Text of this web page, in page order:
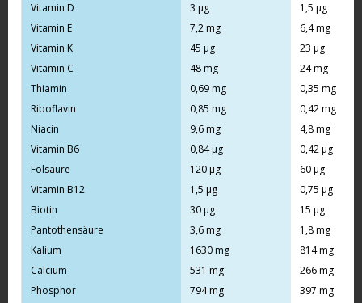
Vitamin D
3 µg
1,5 µg
Vitamin E
7,2 mg
6,4 mg
Vitamin K
45 µg
23 µg
Vitamin C
48 mg
24 mg
Thiamin
0,69 mg
0,35 mg
Riboflavin
0,85 mg
0,42 mg
Niacin
9,6 mg
4,8 mg
Vitamin B6
0,84 µg
0,42 µg
Folsäure
120 µg
60 µg
Vitamin B12
1,5 µg
0,75 µg
Biotin
30 µg
15 µg
Pantothensäure
3,6 mg
1,8 mg
Kalium
1630 mg
814 mg
Calcium
531 mg
266 mg
Phosphor
794 mg 397 mg